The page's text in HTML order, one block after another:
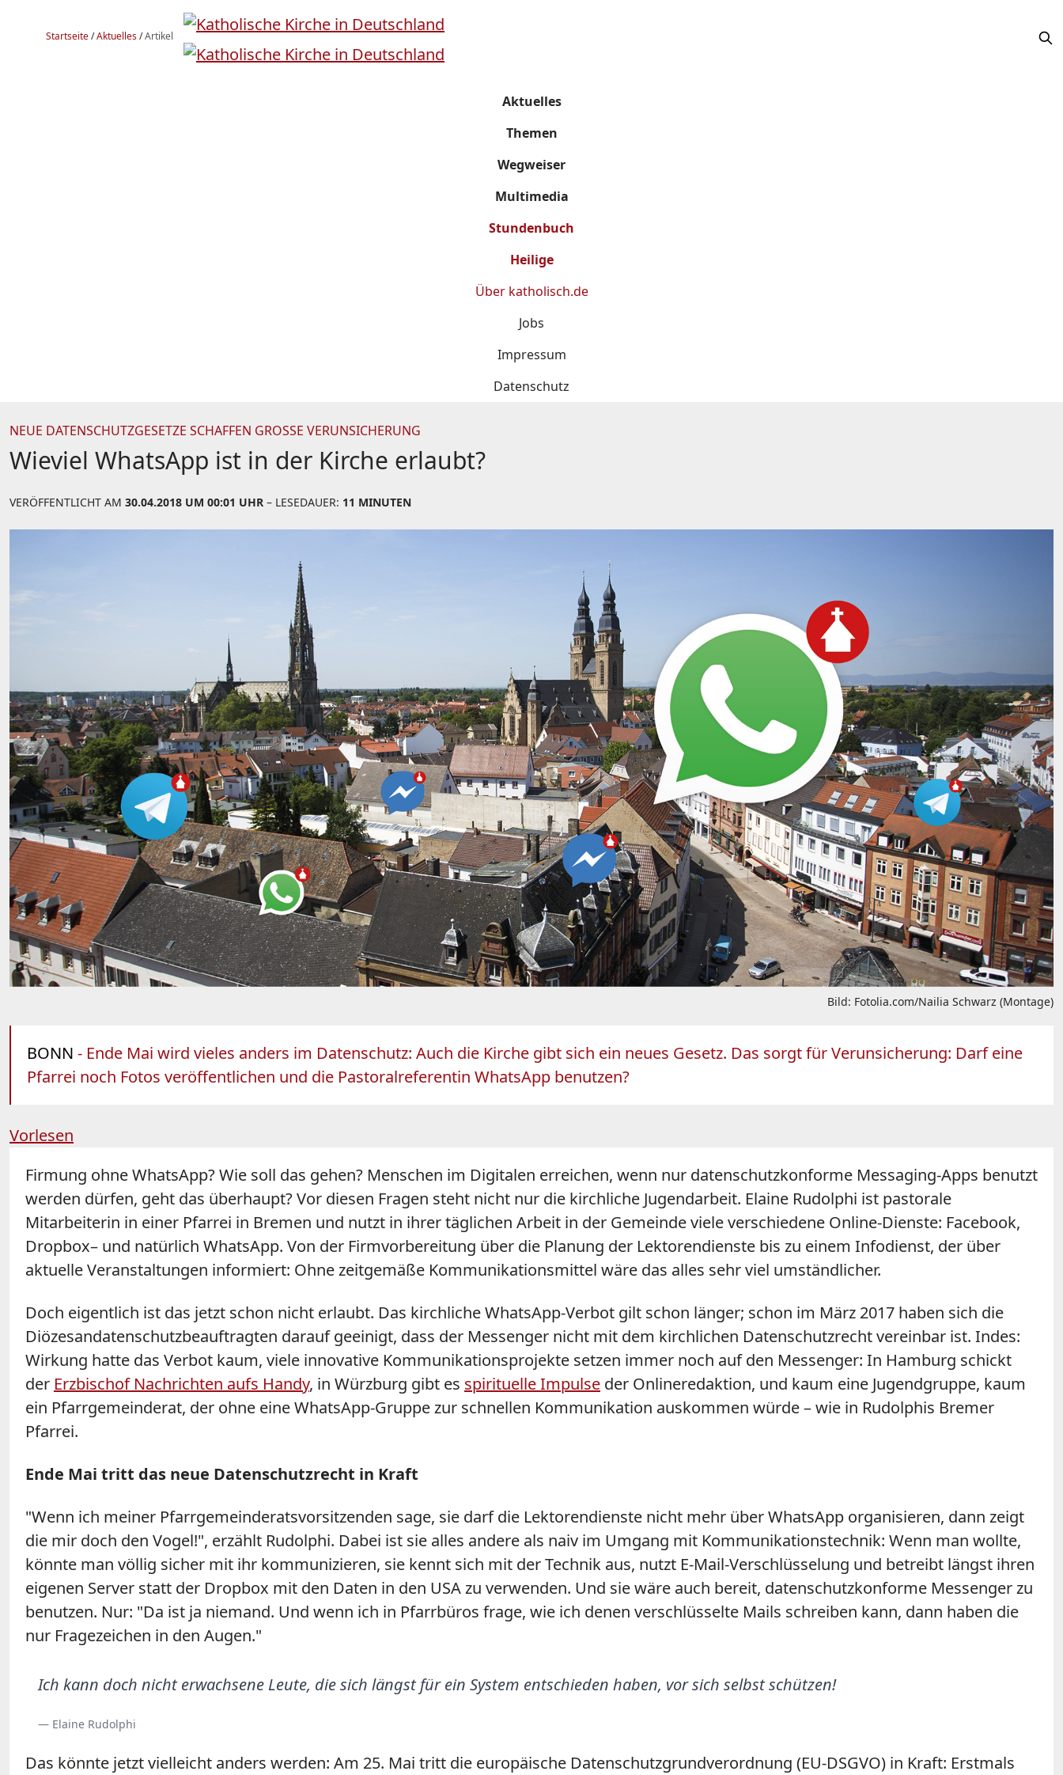
Startseite/Aktuelles/Artikel
Aktuelles
Themen
Wegweiser
Multimedia
Stundenbuch
Heilige
Über katholisch.de
Jobs
Impressum
Datenschutz
NEUE DATENSCHUTZGESETZE SCHAFFEN GROSSE VERUNSICHERUNG
Wieviel WhatsApp ist in der Kirche erlaubt?
VERÖFFENTLICHT AM 30.04.2018 UM 00:01 UHR – LESEDAUER: 11 MINUTEN
Bild: Fotolia.com/Nailia Schwarz (Montage)
BONN - Ende Mai wird vieles anders im Datenschutz: Auch die Kirche gibt sich ein neues Gesetz. Das sorgt für Verunsicherung: Darf eine
Pfarrei noch Fotos veröffentlichen und die Pastoralreferentin WhatsApp benutzen?
Vorlesen
Firmung ohne WhatsApp? Wie soll das gehen? Menschen im Digitalen erreichen, wenn nur datenschutzkonforme Messaging-Apps benutzt
werden dürfen, geht das überhaupt? Vor diesen Fragen steht nicht nur die kirchliche Jugendarbeit. Elaine Rudolphi ist pastorale
Mitarbeiterin in einer Pfarrei in Bremen und nutzt in ihrer täglichen Arbeit in der Gemeinde viele verschiedene Online-Dienste: Facebook,
Dropbox– und natürlich WhatsApp. Von der Firmvorbereitung über die Planung der Lektorendienste bis zu einem Infodienst, der über
aktuelle Veranstaltungen informiert: Ohne zeitgemäße Kommunikationsmittel wäre das alles sehr viel umständlicher.
Doch eigentlich ist das jetzt schon nicht erlaubt. Das kirchliche WhatsApp-Verbot gilt schon länger; schon im März 2017 haben sich die
Diözesandatenschutzbeauftragten darauf geeinigt, dass der Messenger nicht mit dem kirchlichen Datenschutzrecht vereinbar ist. Indes:
Wirkung hatte das Verbot kaum, viele innovative Kommunikationsprojekte setzen immer noch auf den Messenger: In Hamburg schickt
der Erzbischof Nachrichten aufs Handy, in Würzburg gibt es spirituelle Impulse der Onlineredaktion, und kaum eine Jugendgruppe, kaum
ein Pfarrgemeinderat, der ohne eine WhatsApp-Gruppe zur schnellen Kommunikation auskommen würde – wie in Rudolphis Bremer
Pfarrei.
Ende Mai tritt das neue Datenschutzrecht in Kraft
"Wenn ich meiner Pfarrgemeinderatsvorsitzenden sage, sie darf die Lektorendienste nicht mehr über WhatsApp organisieren, dann zeigt
die mir doch den Vogel!", erzählt Rudolphi. Dabei ist sie alles andere als naiv im Umgang mit Kommunikationstechnik: Wenn man wollte,
könnte man völlig sicher mit ihr kommunizieren, sie kennt sich mit der Technik aus, nutzt E-Mail-Verschlüsselung und betreibt längst ihren
eigenen Server statt der Dropbox mit den Daten in den USA zu verwenden. Und sie wäre auch bereit, datenschutzkonforme Messenger zu
benutzen. Nur: "Da ist ja niemand. Und wenn ich in Pfarrbüros frage, wie ich denen verschlüsselte Mails schreiben kann, dann haben die
nur Fragezeichen in den Augen."
Ich kann doch nicht erwachsene Leute, die sich längst für ein System entschieden haben, vor sich selbst schützen!
— Elaine Rudolphi
Das könnte jetzt vielleicht anders werden: Am 25. Mai tritt die europäische Datenschutzgrundverordnung (EU-DSGVO) in Kraft: Erstmals